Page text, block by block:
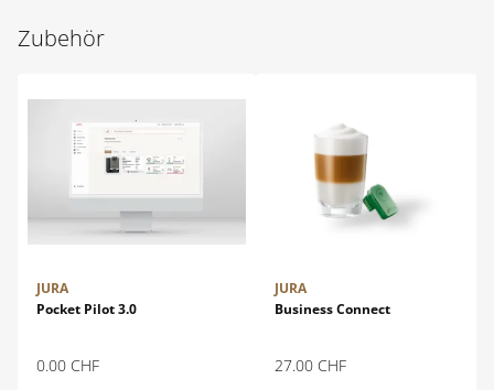
Zubehör
JURA
Pocket Pilot 3.0
0.00 CHF
JURA
Business Connect
27.00 CHF